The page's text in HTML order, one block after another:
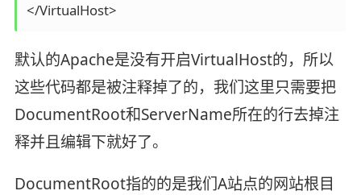
</VirtualHost>
默认的Apache是没有开启VirtualHost的，所以
这些代码都是被注释掉了的，我们这里只需要把
DocumentRoot和ServerName所在的行去掉注
释并且编辑下就好了。
DocumentRoot指的的是我们A站点的网站根目